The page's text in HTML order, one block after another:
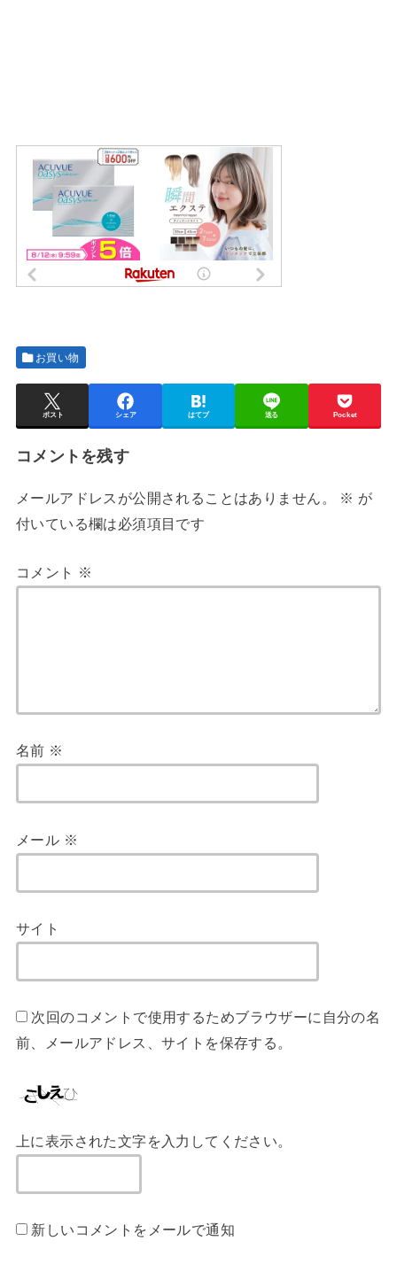
お買い物
ポスト シェア はてブ 送る Pocket
コメントを残す
メールアドレスが公開されることはありません。 ※ が
付いている欄は必須項目です
コメント ※
名前 ※
メール ※
サイト
次回のコメントで使用するためブラウザーに自分の名
前、メールアドレス、サイトを保存する。
上に表示された文字を入力してください。
新しいコメントをメールで通知